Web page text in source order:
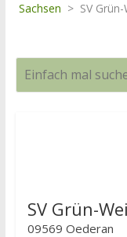
Sachsen > SV
SV Grün-
09569 Oederan